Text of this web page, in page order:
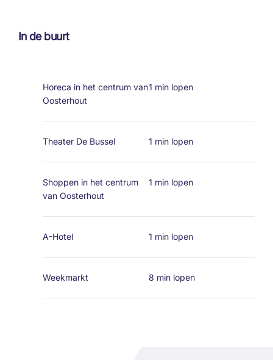
In de buurt
Horeca in het centrum van
Oosterhout
1 min lopen
Theater De Bussel 1 min lopen
Shoppen in het centrum
van Oosterhout
1 min lopen
A-Hotel 1 min lopen
Weekmarkt 8 min lopen